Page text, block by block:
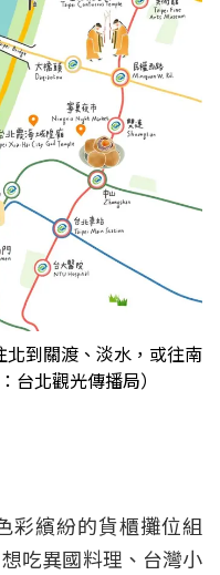
到關渡、淡水，或往南
台北觀光傳播局）
彩繽紛的貨櫃攤位組
吃異國料理、台灣小